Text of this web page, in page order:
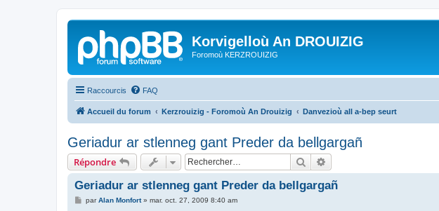
Korvigelloù An DROUIZIG
Foromoù KERZROUIZIG
Raccourcis FAQ
Accueil du forum Kerzrouizig - Foromoù An Drouizig Danvezioù all a-bep seurt
Geriadur ar stlenneg gant Preder da bellgargañ
Répondre Rechercher
Geriadur ar stlenneg gant Preder da bellgargañ
MparAlan Monfort» mar. oct. 27, 2009 8:40 am